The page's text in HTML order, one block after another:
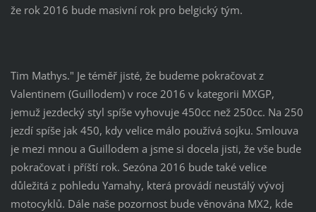
že rok 2016 bude masivní rok pro belgický tým.
Tim Mathys." Je téměř jisté, že budeme pokračovat z
Valentinem (Guillodem) v roce 2016 v kategorii MXGP,
jemuž jezdecký styl spíše vyhovuje 450cc než 250cc. Na 250
jezdí spíše jak 450, kdy velice málo používá sojku. Smlouva
je mezi mnou a Guillodem a jsme si docela jisti, že vše bude
pokračovat i příští rok. Sezóna 2016 bude také velice
důležitá z pohledu Yamahy, která provádí neustálý vývoj
motocyklů. Dále naše pozornost bude věnována MX2, kde